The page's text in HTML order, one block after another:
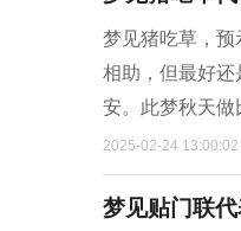
梦见猪吃草，预
相助，但最好
安。此梦秋天做
2025-02-24 13:00:02
梦见贴门联